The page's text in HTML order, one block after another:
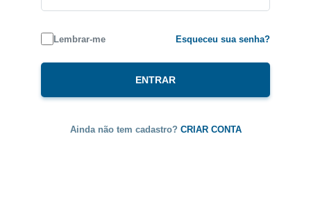
Lembrar-me Esqueceu sua senha?
ENTRAR
Ainda não tem cadastro? CRIAR CONTA